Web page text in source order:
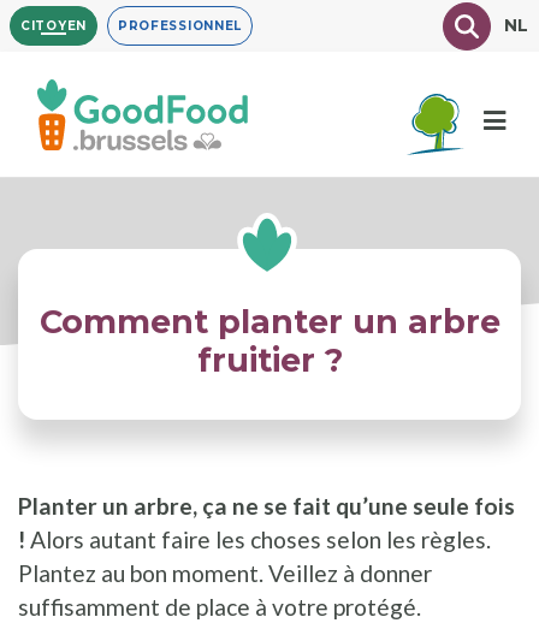
Aller
au
contenu
principal
CITOYEN PROFESSIONNEL TexteNL
Comment planter un arbre
fruitier ?
Planter un arbre, ça ne se fait qu’une seule fois
! Alors autant faire les choses selon les règles.
Plantez au bon moment. Veillez à donner
suffisamment de place à votre protégé.